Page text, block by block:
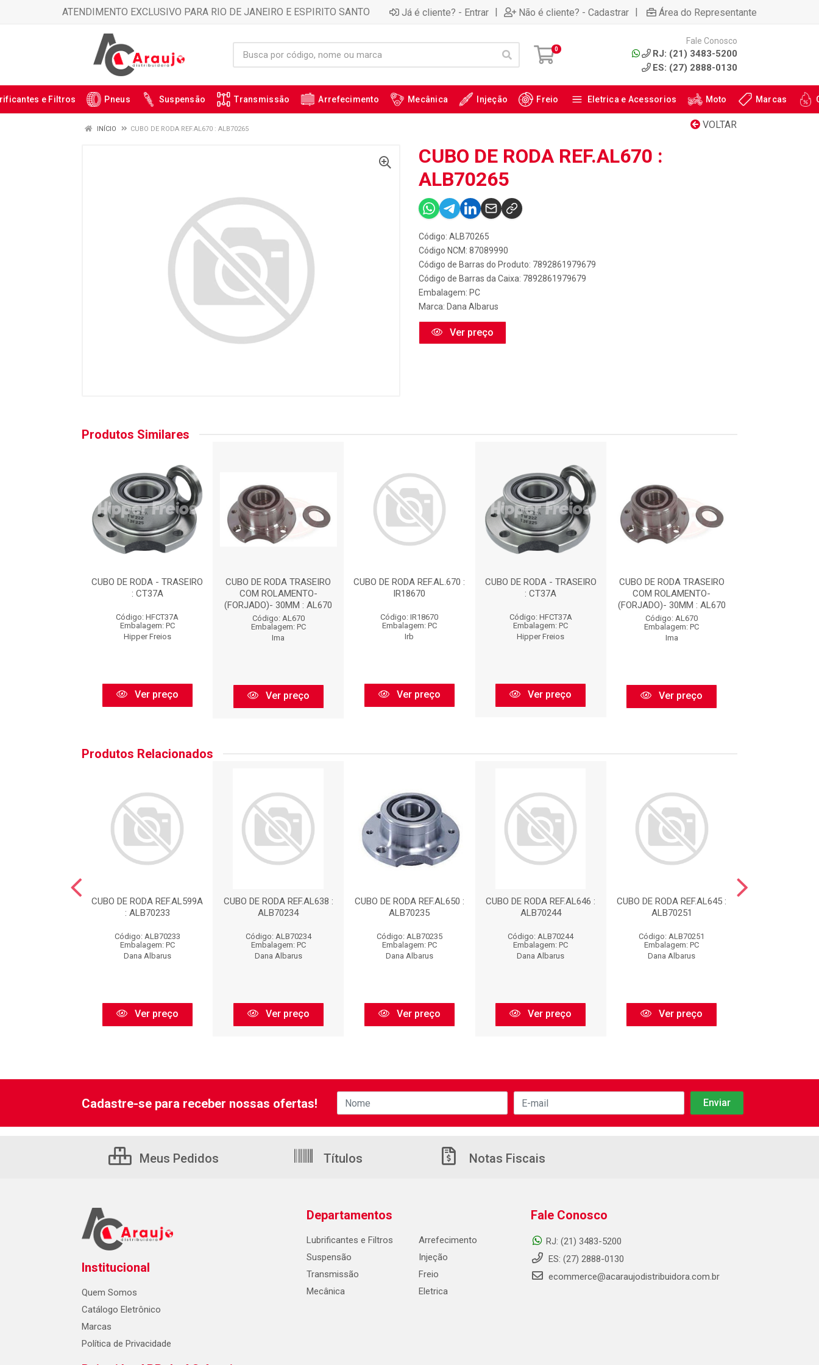
ATENDIMENTO EXCLUSIVO PARA RIO DE JANEIRO E ESPIRITO SANTO Já é cliente? - Entrar | Não é cliente? - Cadastrar | Área do Representante
0
Fale Conosco
RJ: (21) 3483-5200
ES: (27) 2888-0130
e Filtros Pneus Suspensão Transmissão Arrefecimento Mecânica Injeção Freio Eletrica e Acessorios Moto Marcas
VOLTAR
INÍCIO CUBO DE RODA REF.AL670 : ALB70265
CUBO DE RODA REF.AL670 :
ALB70265
Código: ALB70265
Código NCM: 87089990
Código de Barras do Produto: 7892861979679
Código de Barras da Caixa: 7892861979679
Embalagem: PC
Marca: Dana Albarus
Ver preço
Produtos Similares
CUBO DE RODA - TRASEIRO
: CT37A
Código: HFCT37A
Embalagem: PC
Hipper Freios
Ver preço
CUBO DE RODA TRASEIRO
COM ROLAMENTO-
(FORJADO)- 30MM : AL670
Código: AL670
Embalagem: PC
Ima
Ver preço
CUBO DE RODA REF.AL.670 :
IR18670
Código: IR18670
Embalagem: PC
Irb
Ver preço
CUBO DE RODA - TRASEIRO
: CT37A
Código: HFCT37A
Embalagem: PC
Hipper Freios
Ver preço
CUBO DE RODA TRASEIRO
COM ROLAMENTO-
(FORJADO)- 30MM : AL670
Código: AL670
Embalagem: PC
Ima
Ver preço
Produtos Relacionados
CUBO DE RODA REF.AL599A
: ALB70233
Código: ALB70233
Embalagem: PC
Dana Albarus
Ver preço
CUBO DE RODA REF.AL638 :
ALB70234
Código: ALB70234
Embalagem: PC
Dana Albarus
Ver preço
CUBO DE RODA REF.AL650 :
ALB70235
Código: ALB70235
Embalagem: PC
Dana Albarus
Ver preço
CUBO DE RODA REF.AL646 :
ALB70244
Código: ALB70244
Embalagem: PC
Dana Albarus
Ver preço
CUBO DE RODA REF.AL645 :
ALB70251
Código: ALB70251
Embalagem: PC
Dana Albarus
Ver preço
Cadastre-se para receber nossas ofertas!
Meus Pedidos Títulos Notas Fiscais
Institucional
Quem Somos
Catálogo Eletrônico
Marcas
Política de Privacidade
Departamentos
Lubrificantes e Filtros
Suspensão
Transmissão
Mecânica
Arrefecimento
Injeção
Freio
Eletrica
Fale Conosco
RJ: (21) 3483-5200
ES: (27) 2888-0130
ecommerce@acaraujodistribuidora.com.br